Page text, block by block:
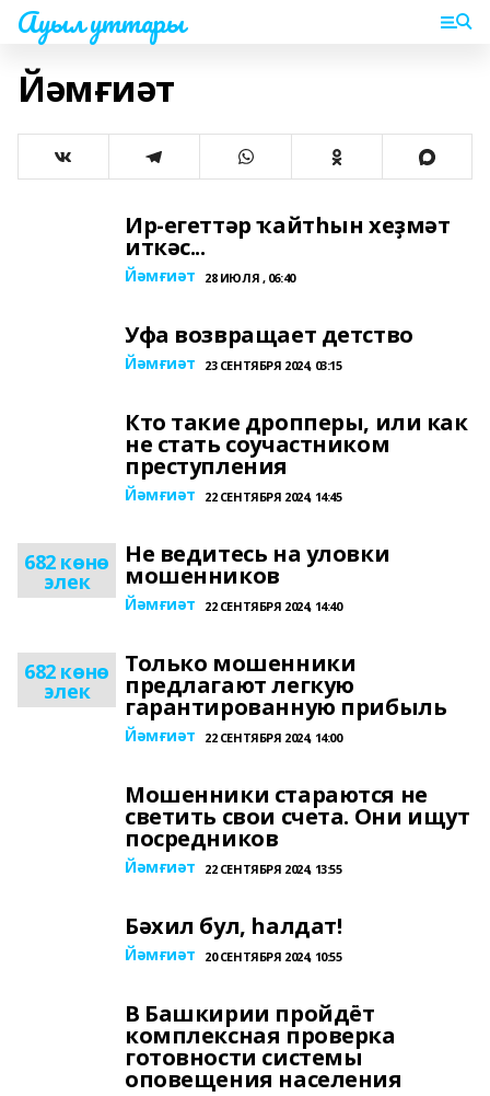
Ауыл уттары
Йәмғиәт
Ир-егеттәр ҡайтһын хеҙмәт
иткәс...
Йәмғиәт 28 ИЮЛЯ , 06:40
Уфа возвращает детство
Йәмғиәт 23 СЕНТЯБРЯ 2024, 03:15
Кто такие дропперы, или как
не стать соучастником
преступления
Йәмғиәт 22 СЕНТЯБРЯ 2024, 14:45
682 көнө
элек
Не ведитесь на уловки
мошенников
Йәмғиәт 22 СЕНТЯБРЯ 2024, 14:40
682 көнө
элек
Только мошенники
предлагают легкую
гарантированную прибыль
Йәмғиәт 22 СЕНТЯБРЯ 2024, 14:00
Мошенники стараются не
светить свои счета. Они ищут
посредников
Йәмғиәт 22 СЕНТЯБРЯ 2024, 13:55
Бәхил бул, һалдат!
Йәмғиәт 20 СЕНТЯБРЯ 2024, 10:55
В Башкирии пройдёт
комплексная проверка
готовности системы
оповещения населения